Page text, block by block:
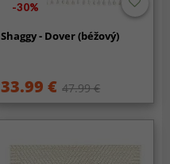
-30%
Shaggy - Dover (béžový)
33.99 € 47.99 €